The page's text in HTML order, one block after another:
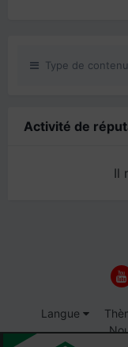
Type de contenu
Activité de
Il
Langue